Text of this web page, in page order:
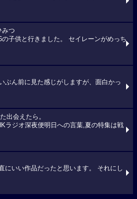
みつ
子供と行きました。 セイレーンがめっち
ぶん前に見た感じがしますが、面白かっ
出会えたら。
ラジオ深夜便明日への言葉,夏の特集は戦
にいい作品だったと思います。 それにし